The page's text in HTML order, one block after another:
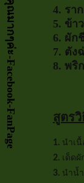
4. รา
5. ข้า
6. ผัก
7. ตัง
8. พริ
สูตร
1. นำเ
2. เด็ดผั
3. นำน้